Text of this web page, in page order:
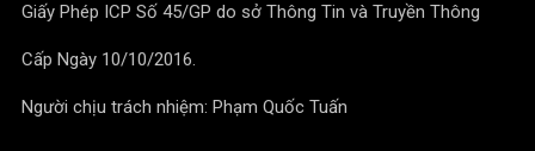
Giấy Phép ICP Số 45/GP do sở Thông Tin và Truyền Thông
Cấp Ngày 10/10/2016.
Người chịu trách nhiệm: Phạm Quốc Tuấn